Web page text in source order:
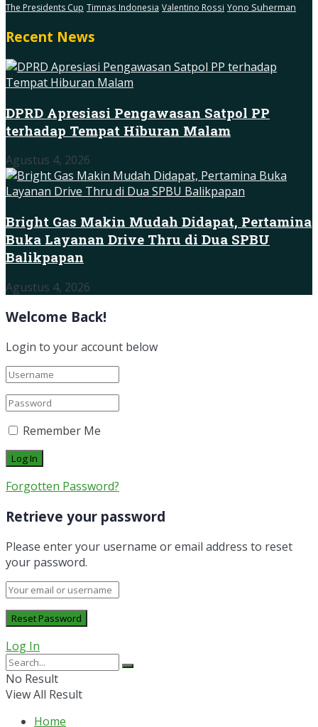
The Presidents Cup Timnas Indonesia Valentino Rossi Yono Suherman
Recent News
DPRD Apresiasi Pengawasan Satpol PP
terhadap Tempat Hiburan Malam
Agustus 4, 2026
Bright Gas Makin Mudah Didapat, Pertamina
Buka Layanan Drive Thru di Dua SPBU
Balikpapan
Agustus 4, 2026
Welcome Back!
Login to your account below
Remember Me
Forgotten Password?
Retrieve your password
Please enter your username or email address to reset
your password.
Log In
No Result
View All Result
Home